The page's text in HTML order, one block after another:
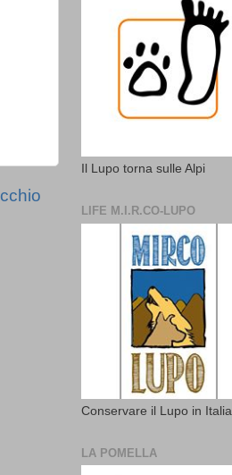
Il Lupo torna sulle Alpi
LIFE M.I.R.CO-LUPO
Conservare il Lupo in Italia
LA POMELLA